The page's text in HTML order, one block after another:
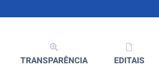
TRANSPARÊNCIA EDITAIS